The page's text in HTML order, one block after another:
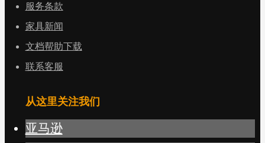
服务条款
家具新闻
文档帮助下载
联系客服
从这里关注我们
亚马逊